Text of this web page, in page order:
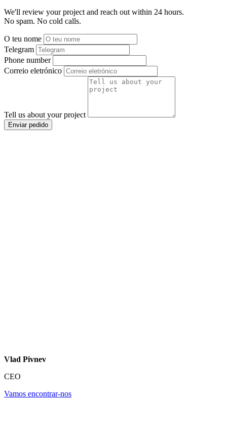
We'll review your project and reach out within 24 hours.
No spam. No cold calls.
O teu nome
Telegram
Phone number
Correio eletrónico
Tell us about your project
Enviar pedido
Vlad Pivnev
CEO
Vamos encontrar-nos